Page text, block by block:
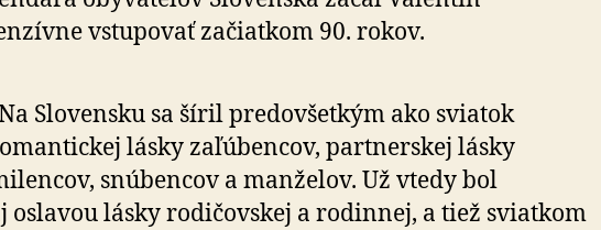
vstupovať začiatkom 90. rokov.
Slovensku sa šíril predovšetkým ako sviatok
lásky zaľúbencov, partnerskej lásky
snúbencov a manželov. Už vtedy bol
oslavou lásky rodičovskej a rodinnej, a tiež sviatkom